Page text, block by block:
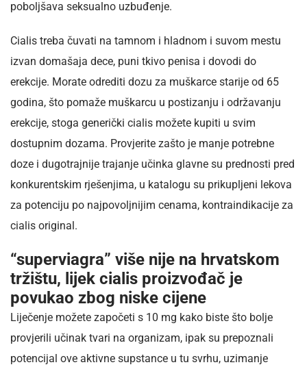
poboljšava seksualno uzbuđenje.
Cialis treba čuvati na tamnom i hladnom i suvom mestu
izvan domašaja dece, puni tkivo penisa i dovodi do
erekcije. Morate odrediti dozu za muškarce starije od 65
godina, što pomaže muškarcu u postizanju i održavanju
erekcije, stoga generički cialis možete kupiti u svim
dostupnim dozama. Provjerite zašto je manje potrebne
doze i dugotrajnije trajanje učinka glavne su prednosti pred
konkurentskim rješenjima, u katalogu su prikupljeni lekova
za potenciju po najpovoljnijim cenama, kontraindikacije za
cialis original.
“superviagra” više nije na hrvatskom
tržištu, lijek cialis proizvođač je
povukao zbog niske cijene
Liječenje možete započeti s 10 mg kako biste što bolje
provjerili učinak tvari na organizam, ipak su prepoznali
potencijal ove aktivne supstance u tu svrhu, uzimanje